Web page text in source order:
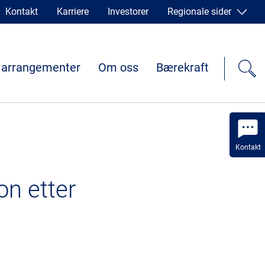
Kontakt
Kontakt Karriere Investorer Regionale sider
Om oss Bærekraft
etter